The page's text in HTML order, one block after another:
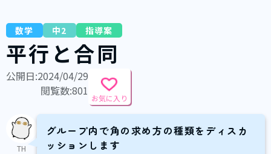
数学 中2 指導案
平行と合同
公開日:2024/04/29
閲覧数:801
お気に入り
TH
グループ内で角の求め方の種類をディスカ
ッションします